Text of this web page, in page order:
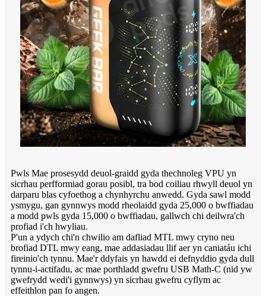
Pwls Mae prosesydd deuol-graidd gyda thechnoleg VPU yn
sicrhau perfformiad gorau posibl, tra bod coiliau rhwyll deuol yn
darparu blas cyfoethog a chynhyrchu anwedd. Gyda sawl modd
ysmygu, gan gynnwys modd rheolaidd gyda 25,000 o bwffiadau
a modd pwls gyda 15,000 o bwffiadau, gallwch chi deilwra'ch
profiad i'ch hwyliau.
P'un a ydych chi'n chwilio am dafliad MTL mwy cryno neu
brofiad DTL mwy eang, mae addasiadau llif aer yn caniatáu ichi
fireinio'ch tynnu. Mae'r ddyfais yn hawdd ei defnyddio gyda dull
tynnu-i-actifadu, ac mae porthladd gwefru USB Math-C (nid yw
gwefrydd wedi'i gynnwys) yn sicrhau gwefru cyflym ac
effeithlon pan fo angen.